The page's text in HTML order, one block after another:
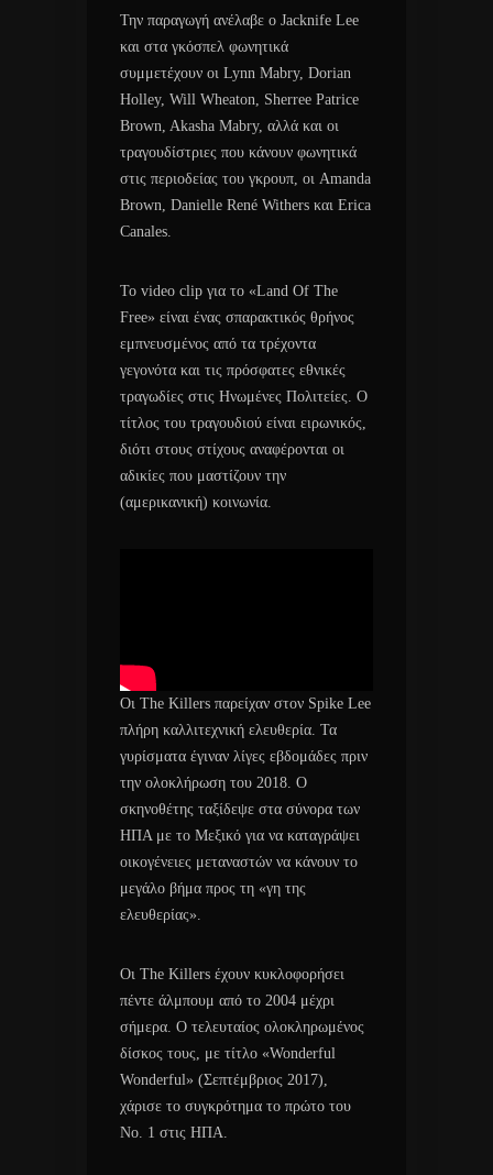
Την παραγωγή ανέλαβε ο Jacknife Lee
και στα γκόσπελ φωνητικά
συμμετέχουν οι Lynn Mabry, Dorian
Holley, Will Wheaton, Sherree Patrice
Brown, Akasha Mabry, αλλά και οι
τραγουδίστριες που κάνουν φωνητικά
στις περιοδείας του γκρουπ, οι Amanda
Brown, Danielle René Withers και Erica
Canales.
Το video clip για το «Land Of The
Free» είναι ένας σπαρακτικός θρήνος
εμπνευσμένος από τα τρέχοντα
γεγονότα και τις πρόσφατες εθνικές
τραγωδίες στις Ηνωμένες Πολιτείες. Ο
τίτλος του τραγουδιού είναι ειρωνικός,
διότι στους στίχους αναφέρονται οι
αδικίες που μαστίζουν την
(αμερικανική) κοινωνία.
Οι The Killers παρείχαν στον Spike Lee
πλήρη καλλιτεχνική ελευθερία. Τα
γυρίσματα έγιναν λίγες εβδομάδες πριν
την ολοκλήρωση του 2018. Ο
σκηνοθέτης ταξίδεψε στα σύνορα των
ΗΠΑ με το Μεξικό για να καταγράψει
οικογένειες μεταναστών να κάνουν το
μεγάλο βήμα προς τη «γη της
ελευθερίας».
Οι The Killers έχουν κυκλοφορήσει
πέντε άλμπουμ από το 2004 μέχρι
σήμερα. Ο τελευταίος ολοκληρωμένος
δίσκος τους, με τίτλο «Wonderful
Wonderful» (Σεπτέμβριος 2017),
χάρισε το συγκρότημα το πρώτο του
Νο. 1 στις ΗΠΑ.